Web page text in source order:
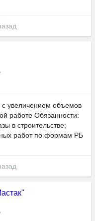
с увеличением объемов
работе Обязанности:
в строительстве;
работ по формам РБ